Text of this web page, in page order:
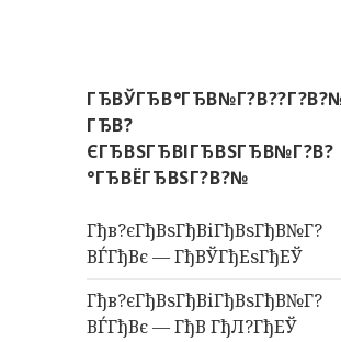
ГЂВ?
ЄГЂВЅГЂВІГЂВЅГЂВ№Г?В?
°ГЂВЁГЂВЅГ?В?№
Гђв?єГђВѕГђВіГђВѕГђВ№Г?
ВЃГђВє — ГђВЎГђЕѕГђЕЎ
Гђв?єГђВѕГђВіГђВѕГђВ№Г?
ВЃГђВє — ГђВ ГђЛ?ГђЕЎ